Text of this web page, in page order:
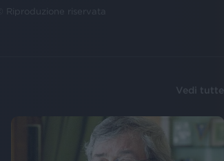
© Riproduzione riservata
Vedi tutte